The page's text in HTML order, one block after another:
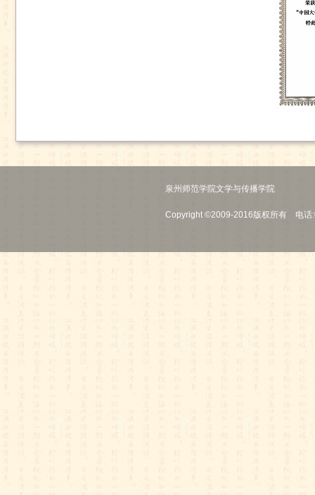
泉州师范学院文学与传播学院
Copyright ©2009-2016版权所有 电话